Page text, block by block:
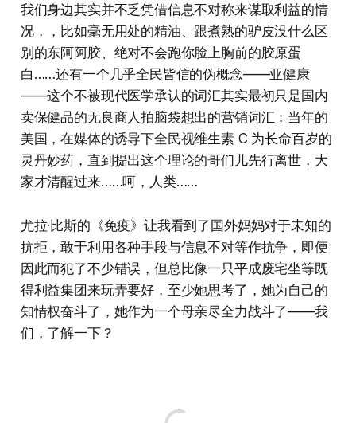
我们身边其实并不乏凭借信息不对称来谋取利益的情
况，，比如毫无用处的精油、跟煮熟的驴皮没什么区
别的东阿阿胶、绝对不会跑你脸上胸前的胶原蛋
白……还有一个几乎全民皆信的伪概念——亚健康
——这个不被现代医学承认的词汇其实最初只是国内
卖保健品的无良商人拍脑袋想出的营销词汇；当年的
美国，在媒体的诱导下全民视维生素 C 为长命百岁的
灵丹妙药，直到提出这个理论的哥们儿先行离世，大
家才清醒过来……呵，人类……
尤拉·比斯的《免疫》让我看到了国外妈妈对于未知的
抗拒，敢于利用各种手段与信息不对等作抗争，即便
因此而犯了不少错误，但总比像一只平成废宅坐等既
得利益集团来玩弄要好，至少她思考了，她为自己的
知情权奋斗了，她作为一个母亲尽全力战斗了——我
们，了解一下？